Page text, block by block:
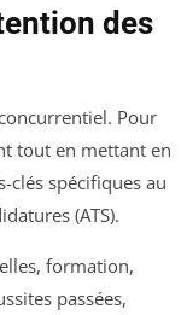
des
Pour
tout en mettant en
clés spécifiques au
(ATS).
formation,
passées,